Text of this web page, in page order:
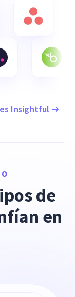
Insightful
de
en